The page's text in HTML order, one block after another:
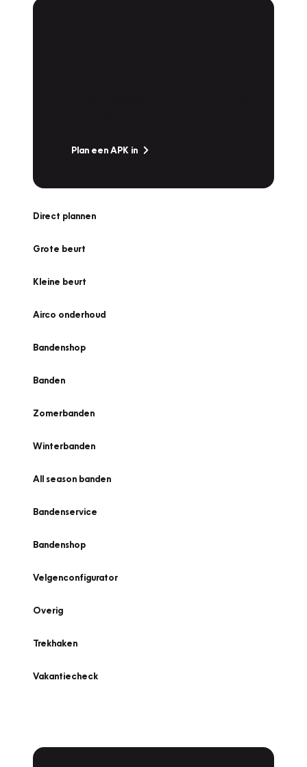
Plan een APK in
Direct plannen
Grote beurt
Kleine beurt
Airco onderhoud
Bandenshop
Banden
Zomerbanden
Winterbanden
All season banden
Bandenservice
Bandenshop
Velgenconfigurator
Overig
Trekhaken
Vakantiecheck